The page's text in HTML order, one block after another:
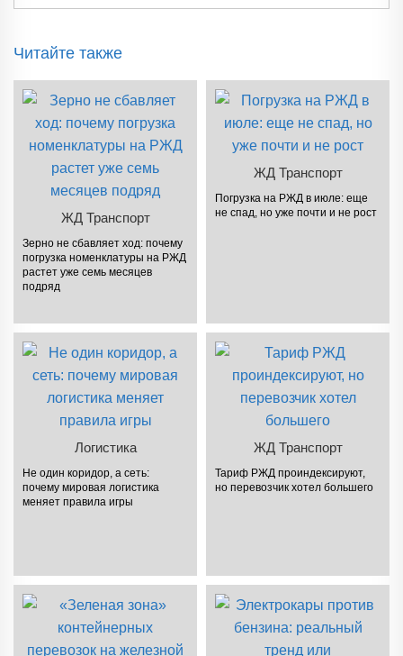
Читайте также
ЖД Транспорт
Зерно не сбавляет ход: почему
погрузка номенклатуры на РЖД
растет уже семь месяцев
подряд
ЖД Транспорт
Погрузка на РЖД в июле: еще
не спад, но уже почти и не рост
Логистика
Не один коридор, а сеть:
почему мировая логистика
меняет правила игры
ЖД Транспорт
Тариф РЖД проиндексируют,
но перевозчик хотел большего